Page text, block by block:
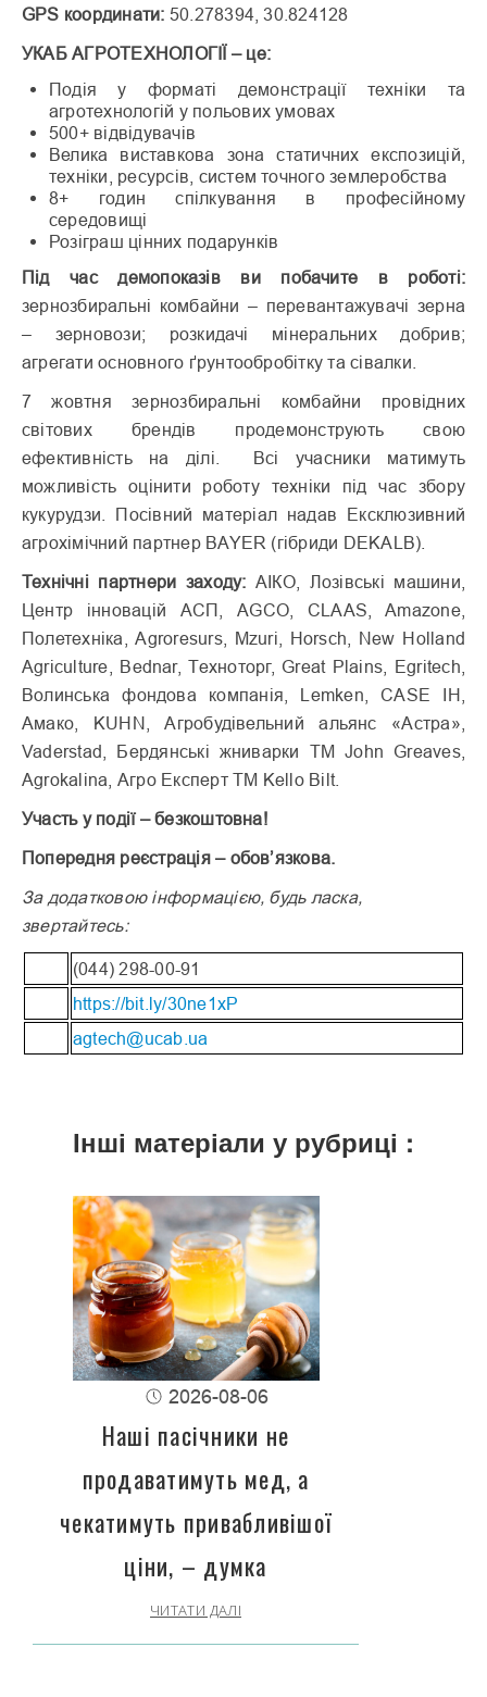
GPS координати: 50.278394, 30.824128
УКАБ АГРОТЕХНОЛОГІЇ – це:
Подія у форматі демонстрації техніки та
агротехнологій у польових умовах
500+ відвідувачів
Велика виставкова зона статичних експозицій,
техніки, ресурсів, систем точного землеробства
8+ годин спілкування в професійному
середовищі
Розіграш цінних подарунків
Під час демопоказів ви побачите в роботі:
зернозбиральні комбайни – перевантажувачі зерна
– зерновози; розкидачі мінеральних добрив;
агрегати основного ґрунтообробітку та сівалки.
7 жовтня зернозбиральні комбайни провідних
світових брендів продемонструють свою
ефективність на ділі. Всі учасники матимуть
можливість оцінити роботу техніки під час збору
кукурудзи. Посівний матеріал надав Ексклюзивний
агрохімічний партнер BAYER (гібриди DEKALB).
Технічні партнери заходу: АІКО, Лозівські машини,
Центр інновацій АСП, AGCO, CLAAS, Amazone,
Полетехніка, Agroresurs, Mzuri, Horsch, New Holland
Agriculture, Bednar, Техноторг, Great Plains, Egritech,
Волинська фондова компанія, Lemken, CASE IH,
Амако, KUHN, Агробудівельний альянс «Астра»,
Vaderstad, Бердянські жниварки TM John Greaves,
Agrokalina, Агро Експерт TM Kello Bilt.
Участь у події – безкоштовна!
Попередня реєстрація – обов’язкова.
За додатковою інформацією, будь ласка,
звертайтесь:
(044) 298-00-91
https://bit.ly/30ne1xP
agtech@ucab.ua
Інші матеріали у рубриці :
2026-08-06
Наші пасічники не
продаватимуть мед, а
чекатимуть привабливішої
ціни, – думка
ЧИТАТИ ДАЛІ